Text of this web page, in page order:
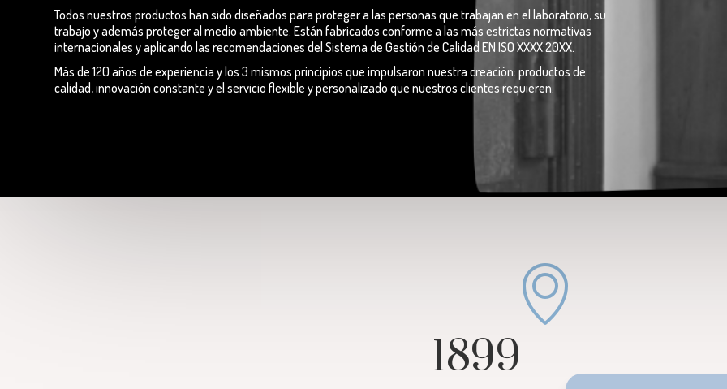
Todos nuestros productos han sido diseñados para proteger a las personas que trabajan en el laboratorio, su
trabajo y además proteger al medio ambiente. Están fabricados conforme a las más estrictas normativas
internacionales y aplicando las recomendaciones del Sistema de Gestión de Calidad EN ISO XXXX:20XX.
Más de 120 años de experiencia y los 3 mismos principios que impulsaron nuestra creación: productos de
calidad, innovación constante y el servicio flexible y personalizado que nuestros clientes requieren.
1899